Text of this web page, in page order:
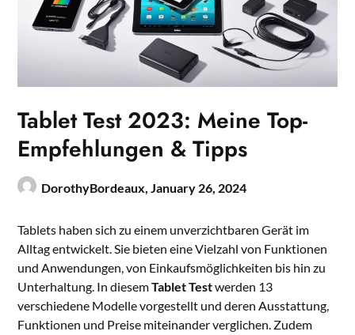
Tablet Test 2023: Meine Top-
Empfehlungen & Tipps
DorothyBordeaux,January 26, 2024
Tablets haben sich zu einem unverzichtbaren Gerät im
Alltag entwickelt. Sie bieten eine Vielzahl von Funktionen
und Anwendungen, von Einkaufsmöglichkeiten bis hin zu
Unterhaltung. In diesemTablet Testwerden 13
verschiedene Modelle vorgestellt und deren Ausstattung,
Funktionen und Preise miteinander verglichen. Zudem